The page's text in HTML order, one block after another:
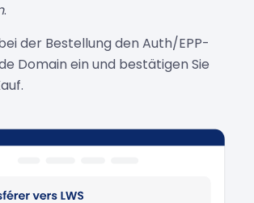
.
der Bestellung den Auth/EPP-
Domain ein und bestätigen Sie